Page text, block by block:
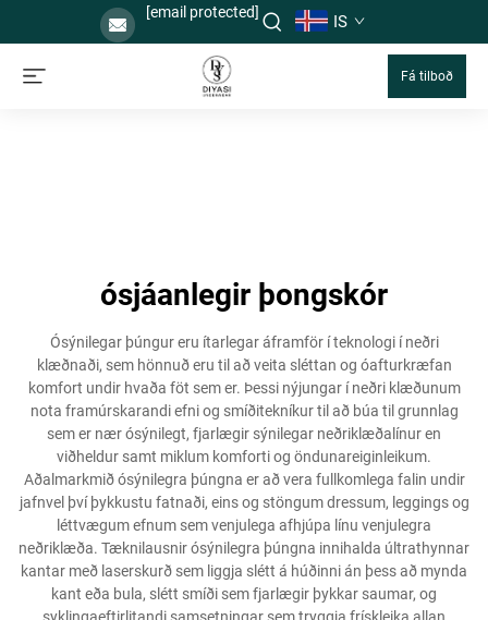
[email protected] IS
Fá tilboð
ósjáanlegir þongskór
Ósýnilegar þúngur eru ítarlegar áframför í teknologi í neðri
klæðnaði, sem hönnuð eru til að veita sléttan og óafturkræfan
komfort undir hvaða föt sem er. Þessi nýjungar í neðri klæðunum
nota framúrskarandi efni og smíðitekníkur til að búa til grunnlag
sem er nær ósýnilegt, fjarlægir sýnilegar neðriklæðalínur en
viðheldur samt miklum komforti og öndunareiginleikum.
Aðalmarkmið ósýnilegra þúngna er að vera fullkomlega falin undir
jafnvel því þykkustu fatnaði, eins og stöngum dressum, leggings og
léttvægum efnum sem venjulega afhjúpa línu venjulegra
neðriklæða. Tæknilausnir ósýnilegra þúngna innihalda últrathynnar
kantar með laserskurð sem liggja slétt á húðinni án þess að mynda
kant eða bula, slétt smíði sem fjarlægir þykkar saumar, og